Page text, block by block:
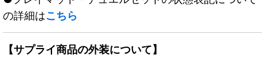
の詳細はこちら
【サプライ商品の外装について】